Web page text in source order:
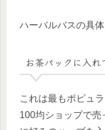
ハーバルバスの具
お茶パックに入
これは最もポピュ
100均ショップで売